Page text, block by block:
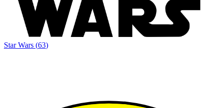
Star Wars (63)